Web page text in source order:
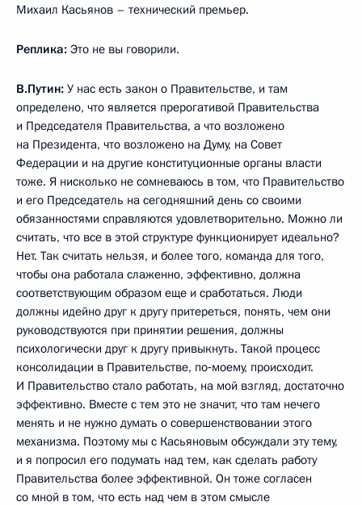
Михаил Касьянов – технический премьер.
Реплика: Это не вы говорили.
В.Путин: У нас есть закон о Правительстве, и там
определено, что является прерогативой Правительства
и Председателя Правительства, а что возложено
на Президента, что возложено на Думу, на Совет
Федерации и на другие конституционные органы власти
тоже. Я нисколько не сомневаюсь в том, что Правительство
и его Председатель на сегодняшний день со своими
обязанностями справляются удовлетворительно. Можно ли
считать, что все в этой структуре функционирует идеально?
Нет. Так считать нельзя, и более того, команда для того,
чтобы она работала слаженно, эффективно, должна
соответствующим образом еще и сработаться. Люди
должны идейно друг к другу притереться, понять, чем они
руководствуются при принятии решения, должны
психологически друг к другу привыкнуть. Такой процесс
консолидации в Правительстве, по‑моему, происходит.
И Правительство стало работать, на мой взгляд, достаточно
эффективно. Вместе с тем это не значит, что там нечего
менять и не нужно думать о совершенствовании этого
механизма. Поэтому мы с Касьяновым обсуждали эту тему,
и я попросил его подумать над тем, как сделать работу
Правительства более эффективной. Он тоже согласен
со мной в том, что есть над чем в этом смысле